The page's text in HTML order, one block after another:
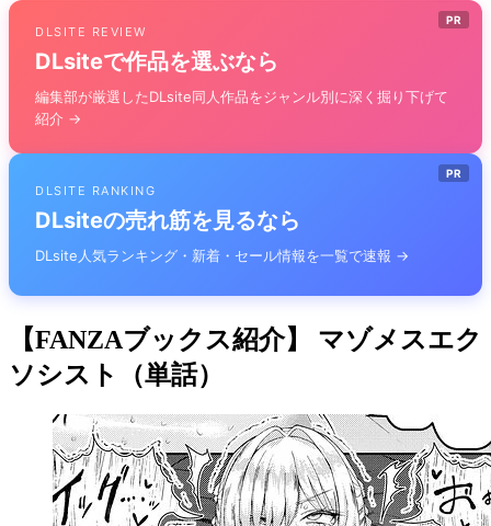
PR
DLSITE REVIEW
DLsiteで作品を選ぶなら
編集部が厳選したDLsite同人作品をジャンル別に深く掘り下げて
紹介 →
PR
DLSITE RANKING
DLsiteの売れ筋を見るなら
DLsite人気ランキング・新着・セール情報を一覧で速報 →
【FANZAブックス紹介】 マゾメスエク
ソシスト（単話）